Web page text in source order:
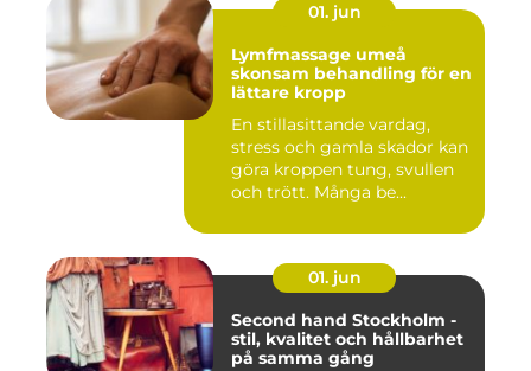
01. jun
Lymfmassage umeå
skonsam behandling för en
lättare kropp
En stillasittande vardag,
stress och gamla skador kan
göra kroppen tung, svullen
och trött. Många be...
01. jun
Second hand Stockholm -
stil, kvalitet och hållbarhet
på samma gång